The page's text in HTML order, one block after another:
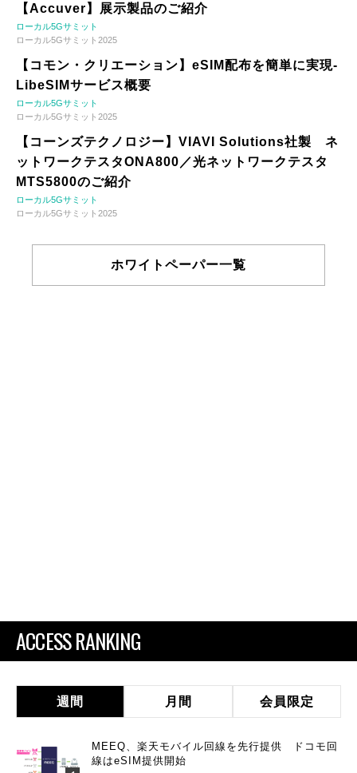
【Accuver】展示製品のご紹介
ローカル5Gサミット
ローカル5Gサミット2025
【コモン・クリエーション】eSIM配布を簡単に実現-
LibeSIMサービス概要
ローカル5Gサミット
ローカル5Gサミット2025
【コーンズテクノロジー】VIAVI Solutions社製 ネ
ットワークテスタONA800／光ネットワークテスタ
MTS5800のご紹介
ローカル5Gサミット
ローカル5Gサミット2025
ホワイトペーパー一覧
ACCESS RANKING
週間 月間 会員限定
MEEQ、楽天モバイル回線を先行提供 ドコモ回
線はeSIM提供開始